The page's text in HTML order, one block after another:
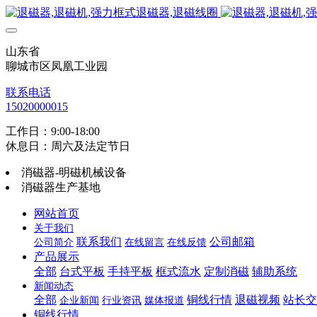
山东省
聊城市区凤凰工业园
联系电话
15020000015
工作日：9:00-18:00
休息日：周六及法定节日
消磁器-明磁机械设备
消磁器生产基地
网站首页
关于我们
公司简介 联系我们 在线留言 在线反馈 公司邮箱
产品展示
全部 台式平板 手持平板 框式流水 定制消磁 辅助系统
新闻动态
全部 企业新闻 行业资讯 媒体报道 铜线行情 退磁视频 站长
铜线行情